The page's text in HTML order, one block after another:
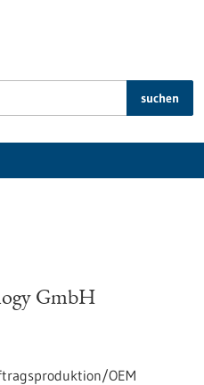
suchen
GmbH
OEM